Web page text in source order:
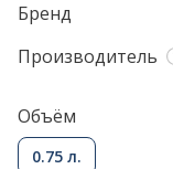
Бренд
Производитель
Объём
0.75 л.